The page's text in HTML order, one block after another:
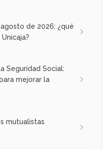
de 2026: ¿qué
Seguridad Social:
mejorar la
mutualistas